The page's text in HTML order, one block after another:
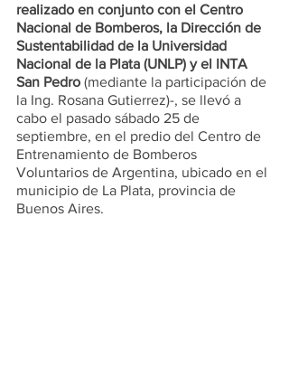
realizado en conjunto con el Centro
Nacional de Bomberos, la Dirección de
Sustentabilidad de la Universidad
Nacional de la Plata (UNLP) y el INTA
San Pedro (mediante la participación de
la Ing. Rosana Gutierrez)-, se llevó a
cabo el pasado sábado 25 de
septiembre, en el predio del Centro de
Entrenamiento de Bomberos
Voluntarios de Argentina, ubicado en el
municipio de La Plata, provincia de
Buenos Aires.